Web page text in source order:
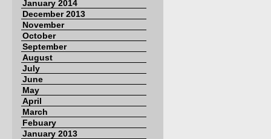
January 2014
December 2013
November
October
September
August
July
June
May
April
March
Febuary
January 2013